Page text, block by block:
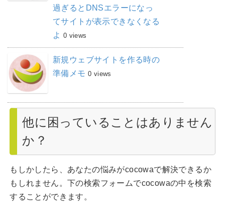
過ぎるとDNSエラーになっ
てサイトが表示できなくなる
よ 0 views
新規ウェブサイトを作る時の
準備メモ 0 views
他に困っていることはありません
か？
もしかしたら、あなたの悩みがcocowaで解決できるか
もしれません。下の検索フォームでcocowaの中を検索
することができます。